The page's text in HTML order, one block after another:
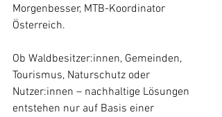
Morgenbesser, MTB-Koordinator
Österreich.
Ob Waldbesitzer:innen, Gemeinden,
Tourismus, Naturschutz oder
Nutzer:innen – nachhaltige Lösungen
entstehen nur auf Basis einer